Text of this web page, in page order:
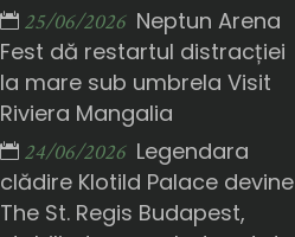
25/06/2026 Neptun Arena
Fest dă restartul distracției
la mare sub umbrela Visit
Riviera Mangalia
24/06/2026 Legendara
clădire Klotild Palace devine
The St. Regis Budapest,